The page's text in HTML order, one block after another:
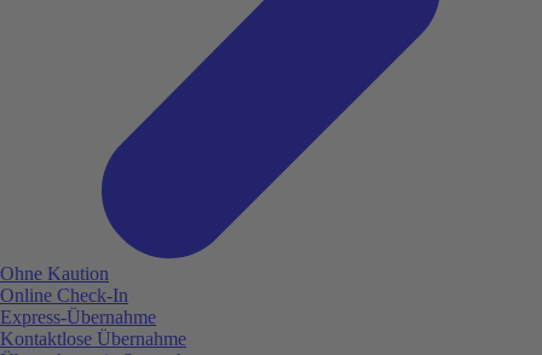
Ohne Kaution
Online Check-In
Express-Übernahme
Kontaktlose Übernahme